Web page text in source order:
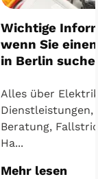
Wichtige
wenn Sie
in Berlin
Alles über
Dienstleistungen,
Beratung,
Ha...
Mehr lesen